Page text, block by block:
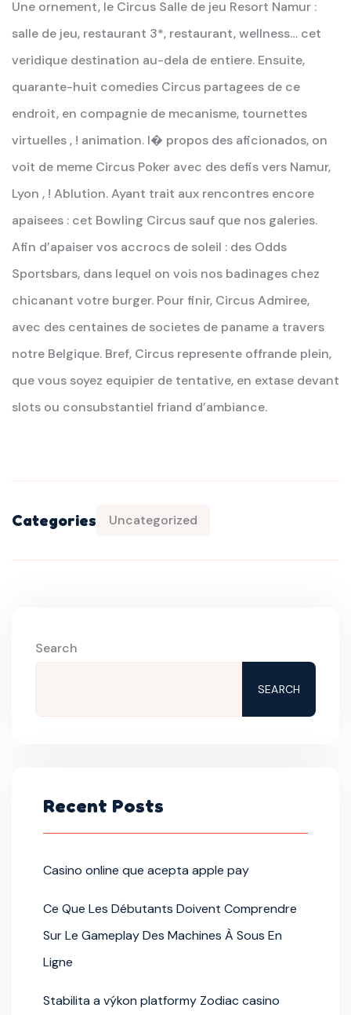
Une ornement, le Circus Salle de jeu Resort Namur :
salle de jeu, restaurant 3*, restaurant, wellness… cet
veridique destination au-dela de entiere. Ensuite,
quarante-huit comedies Circus partagees de ce
endroit, en compagnie de mecanisme, tournettes
virtuelles , ! animation. I� propos des aficionados, on
voit de meme Circus Poker avec des defis vers Namur,
Lyon , ! Ablution. Ayant trait aux rencontres encore
apaisees : cet Bowling Circus sauf que nos galeries.
Afin d’apaiser vos accrocs de soleil : des Odds
Sportsbars, dans lequel on vois nos badinages chez
chicanant votre burger. Pour finir, Circus Admiree,
avec des centaines de societes de paname a travers
notre Belgique. Bref, Circus represente offrande plein,
que vous soyez equipier de tentative, en extase devant
slots ou consubstantiel friand d’ambiance.
Categories Uncategorized
Search
SEARCH
Recent Posts
Casino online que acepta apple pay
Ce Que Les Débutants Doivent Comprendre
Sur Le Gameplay Des Machines À Sous En
Ligne
Stabilita a výkon platformy Zodiac casino